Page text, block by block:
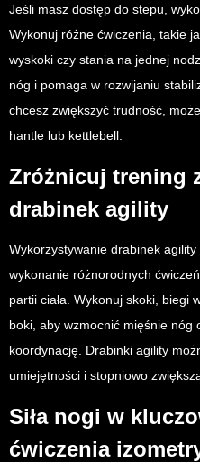
Jeśli masz dostęp do stepu,
Wykonuj różne ćwiczenia, takie
wyskoki czy stania na jednej
nóg i pomaga w rozwijaniu
chcesz zwiększyć trudność,
hantle lub kettlebell.
Zróżnicuj trening
drabinek agility
Wykorzystywanie drabinek
wykonanie różnorodnych
partii ciała. Wykonuj skoki, biegi
boki, aby wzmocnić mięśnie nóg
koordynację. Drabinki agility
umiejętności i stopniowo
Siła nogi w
ćwiczenia